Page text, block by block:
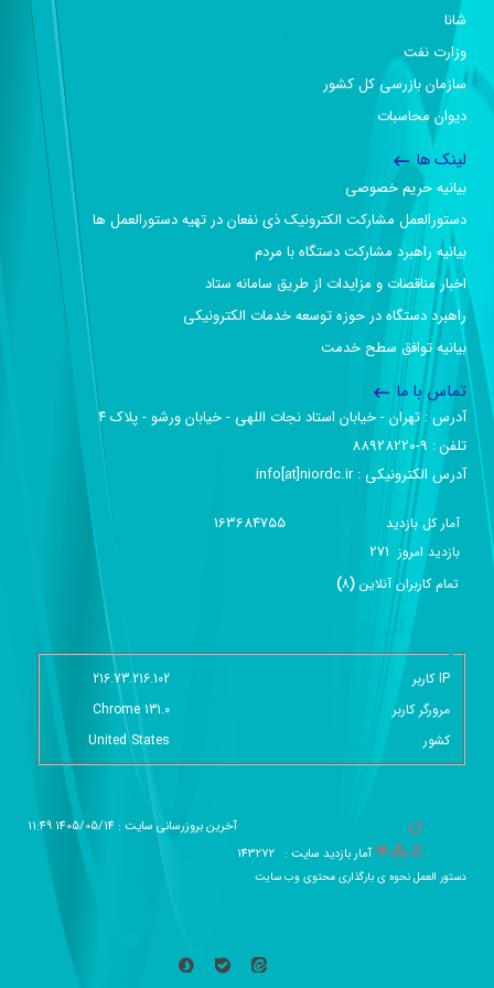
شانا
وزارت نفت
سازمان بازرسی کل کشور
دیوان محاسبات
لینک ها
بیانیه حریم خصوصی
دستورالعمل مشارکت الکترونیک ذی نفعان در تهیه دستورالعمل ها
بیانیه راهبرد مشارکت دستگاه با مردم
اخبار مناقصات و مزایدات از طریق سامانه ستاد
راهبرد دستگاه در حوزه توسعه خدمات الکترونیکی
بیانیه توافق سطح خدمت
تماس با ما
آدرس :‌ تهران - خیابان استاد نجات اللهی - خیابان ورشو - پلاک ۴
تلفن :‌ 9-88928220
آدرس الکترونیکی :‌ info[at]niordc.ir
آمار کل بازدید 163684755
بازديد امروز 271
تمام کاربران آنلاين (
8
)
IP کاربر
216.73.216.102
مرورگر کاربر
Chrome 131.0
کشور
United States
آخرین بروزرسانی سایت : 1405/05/14 11:49
آمار بازدید سایت : 143272
دستور العمل نحوه ی بارگذاری محتوی وب سایت